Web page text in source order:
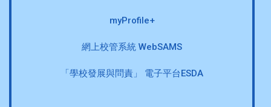
myProfile+
網上校管系統 WebSAMS
「學校發展與問責」 電子平台ESDA